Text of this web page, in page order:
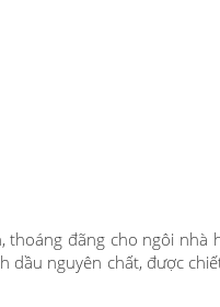
thoáng đãng cho ngôi nhà
nguyên chất, được